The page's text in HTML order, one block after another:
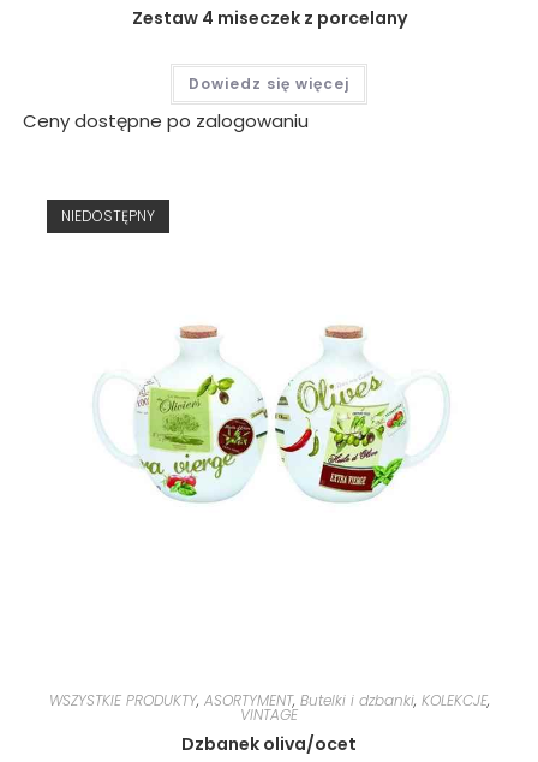
Zestaw 4 miseczek z porcelany
Dowiedz się więcej
Ceny dostępne po zalogowaniu
NIEDOSTĘPNY
WSZYSTKIE PRODUKTY, ASORTYMENT, Butelki i dzbanki, KOLEKCJE,
VINTAGE
Dzbanek oliva/ocet